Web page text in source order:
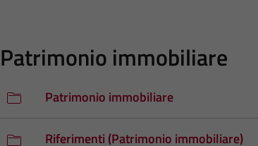
Patrimonio immobiliare
Patrimonio immobiliare
Riferimenti (Patrimonio immobiliare)